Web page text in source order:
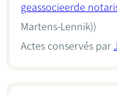
geassocieerde
Martens-Lennik))
Actes conservés par